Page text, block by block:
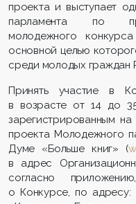
проекта и выступает
парламента по
молодежного
основной целью
среди молодых граждан
Принять участие в
в возрасте от 14 до
зарегистрированным
проекта Молодежного
Думе «Больше книг» (
в адрес
согласно
о Конкурсе, по адресу: